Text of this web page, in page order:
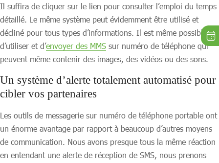
Il suffira de cliquer sur le lien pour consulter l’emploi du temps
détaillé. Le même système peut évidemment être utilisé et
décliné pour tous types d’informations. Il est même possible
d’utiliser et d’envoyer des MMS sur numéro de téléphone qui
peuvent même contenir des images, des vidéos ou des sons.
Un système d’alerte totalement automatisé pour
cibler vos partenaires
Les outils de messagerie sur numéro de téléphone portable ont
un énorme avantage par rapport à beaucoup d’autres moyens
de communication. Nous avons presque tous la même réaction
en entendant une alerte de réception de SMS, nous prenons